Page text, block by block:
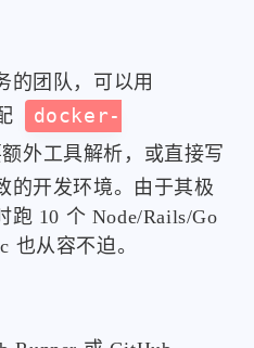
的团队，可以用
docker-
额外工具解析，或直接写
的开发环境。由于其极
跑 10 个 Node/Rails/Go
也从容不迫。